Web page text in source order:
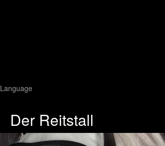
Language
Der Reitstall